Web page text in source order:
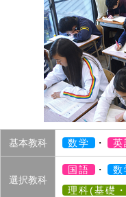
基本教科 数学 ・ 英
選択教科
国語 ・ 数
理科(基礎